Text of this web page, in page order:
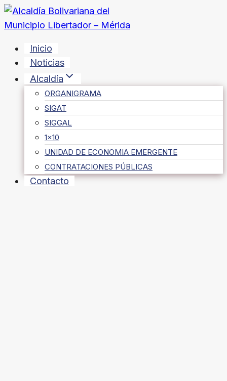
Saltar
al
Inicio
Noticias
Alcaldía
ORGANIGRAMA
SIGAT
SIGGAL
1×10
UNIDAD DE ECONOMIA EMERGENTE
CONTRATACIONES PÚBLICAS
Contacto